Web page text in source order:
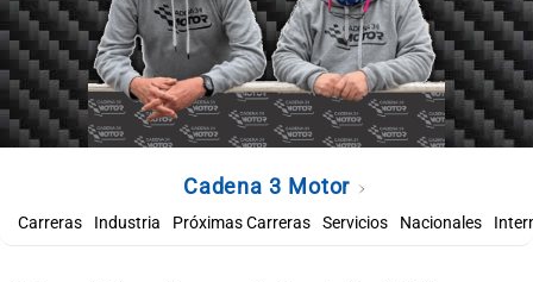
Cadena 3 Motor
Carreras Industria Próximas Carreras Servicios Nacionales